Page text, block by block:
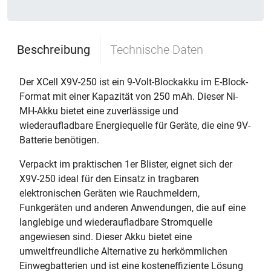
Beschreibung Technische Daten
Der XCell X9V-250 ist ein 9-Volt-Blockakku im E-Block-
Format mit einer Kapazität von 250 mAh. Dieser Ni-
MH-Akku bietet eine zuverlässige und
wiederaufladbare Energiequelle für Geräte, die eine 9V-
Batterie benötigen.
Verpackt im praktischen 1er Blister, eignet sich der
X9V-250 ideal für den Einsatz in tragbaren
elektronischen Geräten wie Rauchmeldern,
Funkgeräten und anderen Anwendungen, die auf eine
langlebige und wiederaufladbare Stromquelle
angewiesen sind. Dieser Akku bietet eine
umweltfreundliche Alternative zu herkömmlichen
Einwegbatterien und ist eine kosteneffiziente Lösung